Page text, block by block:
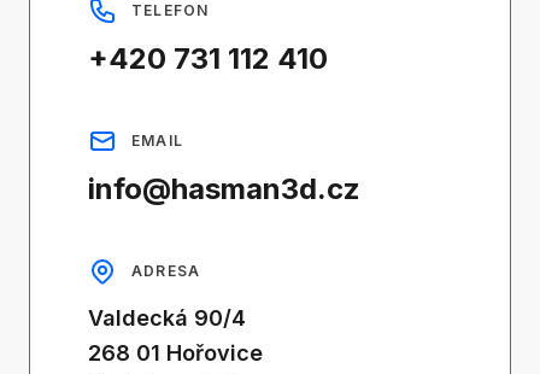
TELEFON
+420 731 112 410
EMAIL
info@hasman3d.cz
ADRESA
Valdecká 90/4
268 01 Hořovice